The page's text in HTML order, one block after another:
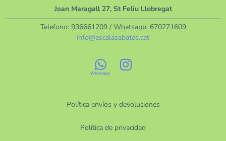
Política envíos y devoluciones
Política de privacidad
Joan Maragall 27, St Feliu Llobregat
Telefono: 936661209/ Whatsapp: 670271609
info@escalasabates.cat